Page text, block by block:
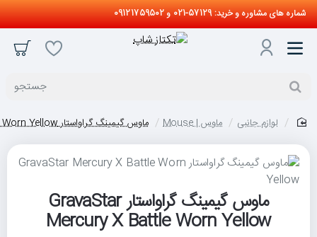
شماره های مشاوره و خرید: 57129-021 و 09121759502
جستجو
لوازم جانبی ماوس | Mouse ماوس گیمینگ گراواستار GravaStar Mercury X Battle Worn Yellow
ماوس گیمینگ گراواستار GravaStar
Mercury X Battle Worn Yellow